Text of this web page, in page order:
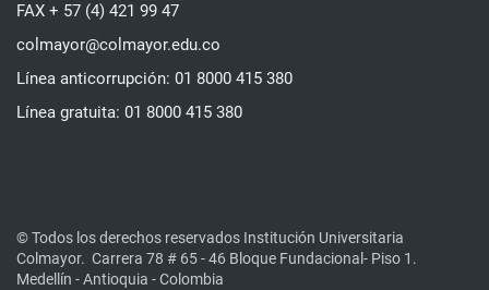
FAX + 57 (4) 421 99 47
colmayor@colmayor.edu.co
Línea anticorrupción: 01 8000 415 380
Línea gratuita: 01 8000 415 380
© Todos los derechos reservados Institución Universitaria
Colmayor. Carrera 78 # 65 - 46 Bloque Fundacional- Piso 1.
Medellín - Antioquia - Colombia